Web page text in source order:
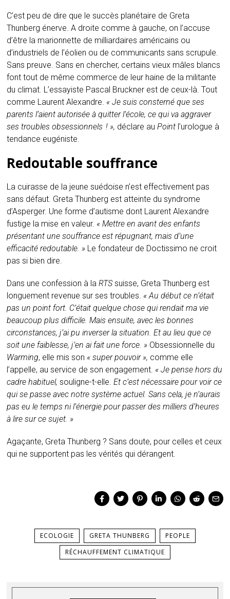
C’est peu de dire que le succès planétaire de Greta
Thunberg énerve. A droite comme à gauche, on l’accuse
d’être la marionnette de milliardaires américains ou
d’industriels de l’éolien ou de communicants sans scrupule.
Sans preuve. Sans en chercher, certains vieux mâles blancs
font tout de même commerce de leur haine de la militante
du climat. L’essayiste Pascal Bruckner est de ceux-là. Tout
comme Laurent Alexandre. « Je suis consterné que ses
parents l’aient autorisée à quitter l’école, ce qui va aggraver
ses troubles obsessionnels ! », déclare auPoint l’urologue à
tendance eugéniste.
Redoutable souffrance
La cuirasse de la jeune suédoise n’est effectivement pas
sans défaut. Greta Thunberg est atteinte du syndrome
d’Asperger. Une forme d’autisme dont Laurent Alexandre
fustige la mise en valeur. « Mettre en avant des enfants
présentant une souffrance est répugnant, mais d’une
efficacité redoutable. » Le fondateur de Doctissimo ne croit
pas si bien dire.
Dans une confession à laRTS suisse, Greta Thunberg est
longuement revenue sur ses troubles. « Au début ce n’était
pas un point fort. C’était quelque chose qui rendait ma vie
beaucoup plus difficile. Mais ensuite, avec les bonnes
circonstances, j’ai pu inverser la situation. Et au lieu que ce
soit une faiblesse, j’en ai fait une force. » Obsessionnelle du
Warming, elle mis son « super pouvoir », comme elle
l’appelle, au service de son engagement. « Je pense hors du
cadre habituel, souligne-t-elle.Et c’est nécessaire pour voir ce
qui se passe avec notre système actuel. Sans cela, je n’aurais
pas eu le temps ni l’énergie pour passer des milliers d’heures
à lire sur ce sujet. »
Agaçante, Greta Thunberg ? Sans doute, pour celles et ceux
qui ne supportent pas les vérités qui dérangent.
ECOLOGIE GRETA THUNBERG
PEOPLE
RÉCHAUFFEMENT CLIMATIQUE